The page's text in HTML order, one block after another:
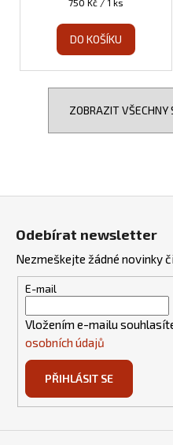
750 Kč / 1 ks
DO KOŠÍKU
ZOBRAZIT VŠECHNY
Odebírat newsletter
Nezmeškejte žádné novinky
E-mail
Vložením e-mailu
osobních údajů
PŘIHLÁSIT SE